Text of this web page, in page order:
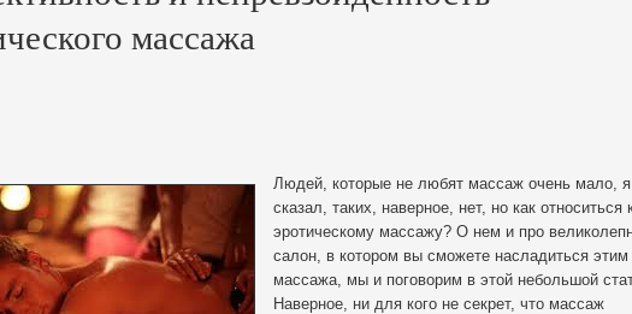
массажа
Людей, которые не любят массаж очень мало,
сказал, таких, наверное, нет, но как относиться
эротическому массажу? О нем и про
салон, в котором вы сможете насладиться
массажа, мы и поговорим в этой небольшой
Наверное, ни для кого не секрет, что массаж